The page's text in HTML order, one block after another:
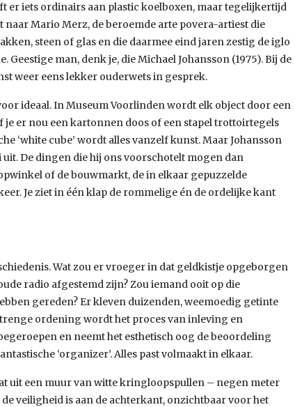
er iets ordinairs aan plastic koelboxen, maar tegelijkertijd
Mario Merz, de beroemde arte povera-artiest die
steen of glas en die daarmee eind jaren zestig de iglo
Geestige man, denk je, die Michael Johansson (1975). Bij de
weer eens lekker ouderwets in gesprek.
ideaal. In Museum Voorlinden wordt elk object door een
je er nou een kartonnen doos of een stapel trottoirtegels
‘white cube’ wordt alles vanzelf kunst. Maar Johansson
De dingen die hij ons voorschotelt mogen dan
of de bouwmarkt, de in elkaar gepuzzelde
Je ziet in één klap de rommelige én de ordelijke kant
Wat zou er vroeger in dat geldkistje opgeborgen
radio afgestemd zijn? Zou iemand ooit op die
gereden? Er kleven duizenden, weemoedig getinte
ordening wordt het proces van inleving en
en neemt het esthetisch oog de beoordeling
‘organizer’. Alles past volmaakt in elkaar.
uit een muur van witte kringloopspullen – negen meter
veiligheid is aan de achterkant, onzichtbaar voor het